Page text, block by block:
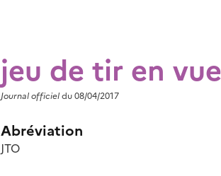
jeu de tir en
Journal officieldu 08/04/2017
Abréviation
JTO